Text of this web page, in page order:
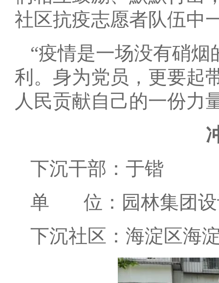
社区抗疫志愿者队伍中
“疫情是一场没有硝
利。身为党员，更要起
人民贡献自己的一份力
下沉干部：于锴
单 位：园林集团设
下沉社区：海淀区海